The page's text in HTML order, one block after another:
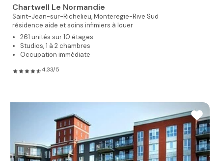
Chartwell Le Normandie
Saint-Jean-sur-Richelieu,Monteregie-Rive Sud
résidence aide et soins infimiers à louer
261 unités sur 10 étages
Studios, 1 à 2 chambres
Occupation immédiate
4.33/5